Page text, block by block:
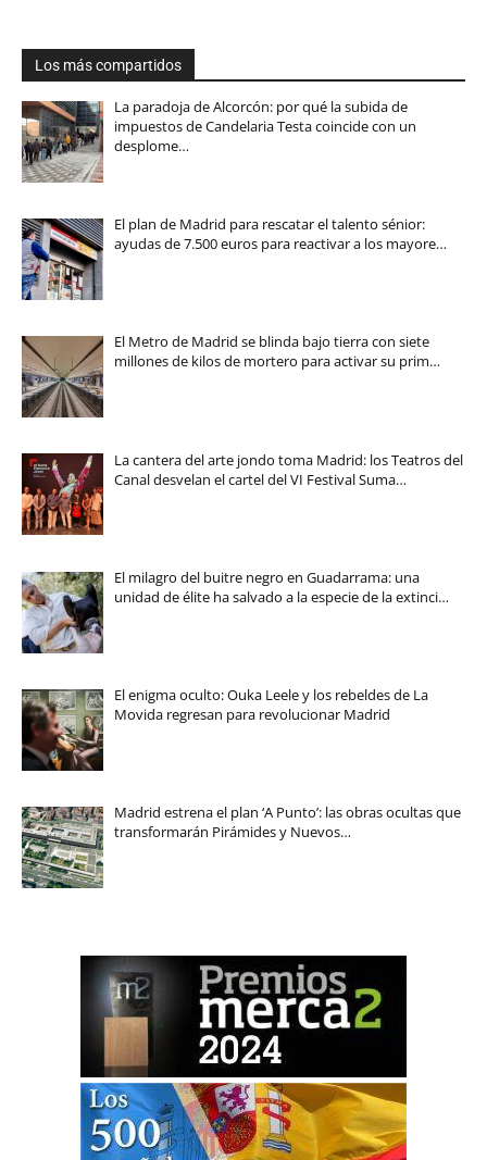
Los más compartidos
La paradoja de Alcorcón: por qué la subida de
impuestos de Candelaria Testa coincide con un
desplome…
El plan de Madrid para rescatar el talento sénior:
ayudas de 7.500 euros para reactivar a los mayore…
El Metro de Madrid se blinda bajo tierra con siete
millones de kilos de mortero para activar su prim…
La cantera del arte jondo toma Madrid: los Teatros del
Canal desvelan el cartel del VI Festival Suma…
El milagro del buitre negro en Guadarrama: una
unidad de élite ha salvado a la especie de la extinci…
El enigma oculto: Ouka Leele y los rebeldes de La
Movida regresan para revolucionar Madrid
Madrid estrena el plan ‘A Punto’: las obras ocultas que
transformarán Pirámides y Nuevos…